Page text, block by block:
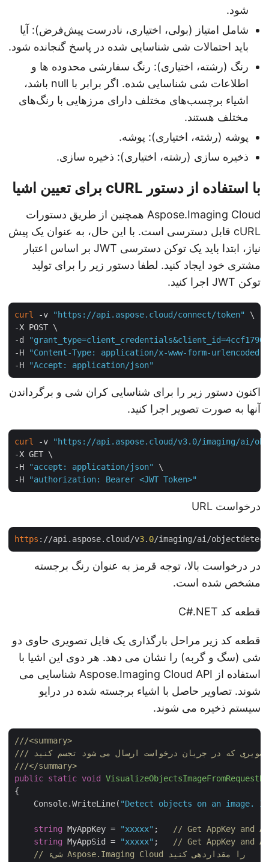
شود.
شامل امتیاز (بولی، اختیاری، نادرست پیش‌فرض): آیا
باید احتمالات شی شناسایی شده در پاسخ گنجانده شود.
رنگ (رشته، اختیاری): رنگ سفارشی محدوده ها و
اطلاعات شی شناسایی شده. اگر برابر با null باشد،
اشیاء برچسب‌های مختلف دارای مرزهایی با رنگ‌های
مختلف هستند.
پوشه (رشته، اختیاری): پوشه.
ذخیره سازی (رشته، اختیاری): ذخیره سازی.
با استفاده از دستور cURL برای تعیین اشیا
Aspose.Imaging Cloud همچنین از طریق دستورات
cURL قابل دسترسی است. با این حال، به عنوان یک پیش
نیاز، ابتدا باید یک توکن دسترسی JWT بر اساس اعتبار
مشتری خود ایجاد کنید. لطفا دستور زیر را برای تولید
توکن JWT اجرا کنید.
curl -v "https://api.aspose.cloud/connect/token" \
-X POST \
-d "grant_type=client_credentials&client_id=4ccf1790-
-H "Content-Type: application/x-www-form-
-H "Accept: application/json"
اکنون دستور زیر را برای شناسایی کران شی و برگرداندن
آنها به صورت تصویر اجرا کنید.
curl -v "https://api.aspose.cloud/v3.0/imaging/ai/
-X GET \
-H "accept: application/json" \
-H "authorization: Bearer <JWT Token>"
درخواست URL
https ://api.aspose.cloud/v3.0/imaging/ai/
در درخواست بالا، توجه قرمز به عنوان رنگ برجسته
مشخص شده است.
قطعه کد C#.NET
قطعه کد زیر مراحل بارگذاری یک فایل تصویری حاوی دو
شی (سگ و گربه) را نشان می دهد. هر دوی این اشیا با
استفاده از Aspose.Imaging Cloud API شناسایی می
شوند. تصاویر حاصل با اشیاء برجسته شده در درایو
سیستم ذخیره می شوند.
///<summary>
///
///</summary>
public static void
    Console.WriteLine(
"Detect objects on an image.
string MyAppKey = "xxxxx" ; // Get AppKey and
string MyAppSid = "xxxxx" ; // Get AppKey and
// شیء Aspose.Imaging Cloud را مقداردهی کنید